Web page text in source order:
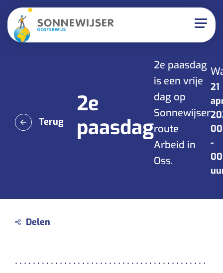
Terug
2e
paasdag
2e paasdag
is een vrije
dag op
Sonnewijser
route
Arbeid in
Oss.
21
-